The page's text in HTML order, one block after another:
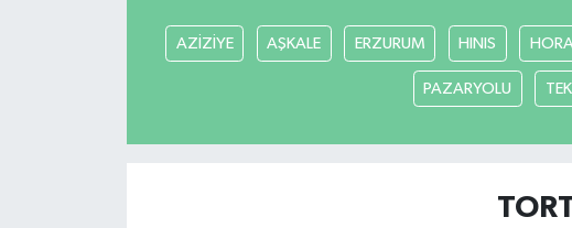
AZİZİYE AŞKALE ERZURUM HINIS
PAZARYOLU